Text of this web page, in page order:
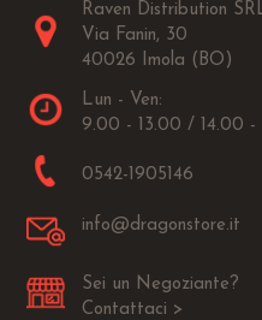
Raven Distribution
Via Fanin, 30
40026 Imola (BO)
Lun - Ven:
9.00 - 13.00 / 14.00 -
0542-1905146
info@dragonstore.it
Sei un Negoziante?
Contattaci >